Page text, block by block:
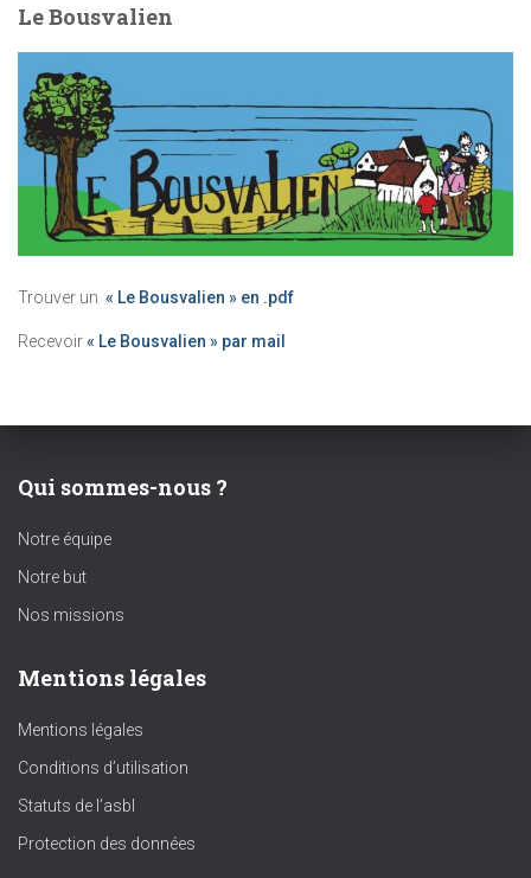
Le Bousvalien
Trouver un « Le Bousvalien » en .pdf
Recevoir« Le Bousvalien » par mail
Qui sommes-nous ?
Notre équipe
Notre but
Nos missions
Mentions légales
Mentions légales
Conditions d’utilisation
Statuts de l’asbl
Protection des données